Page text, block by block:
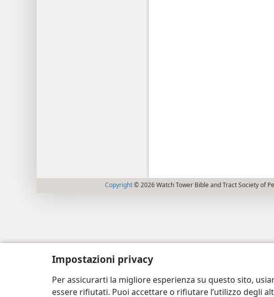
Impostazioni privacy
Per assicurarti la migliore esperienza su questo sito,
essere rifiutati. Puoi accettare o rifiutare l’utilizzo degli
Copyright© 2026 Watch Tower Bible and Tract Society of